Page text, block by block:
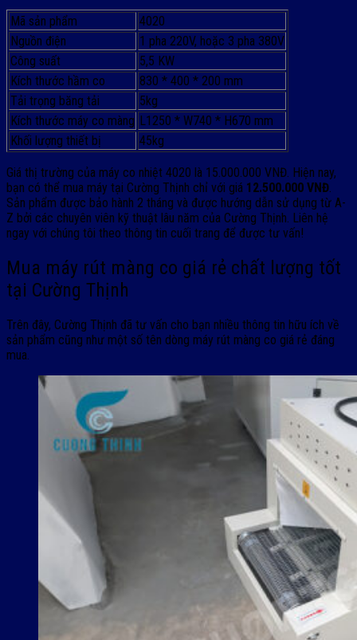
Mã sản phẩm
4020
Nguồn điện
1 pha 220V, hoặc 3 pha 380V
Công suất
5,5 KW
Kích thước hầm co
830 * 400 * 200 mm
Tải trọng băng tải
5kg
Kích thước máy co màng L1250 * W740 * H670 mm
Khối lượng thiết bị
45kg
Giá thị trường của máy co nhiệt 4020 là 15.000.000 VNĐ. Hiện nay,
bạn có thể mua máy tại Cường Thịnh chỉ với giá 12.500.000 VNĐ.
Sản phẩm được bảo hành 2 tháng và được hướng dẫn sử dụng từ A-
Z bởi các chuyên viên kỹ thuật lâu năm của Cường Thịnh. Liên hệ
ngay với chúng tôi theo thông tin cuối trang để được tư vấn!
Mua máy rút màng co giá rẻ chất lượng tốt
tại Cường Thịnh
Trên đây, Cường Thịnh đã tư vấn cho bạn nhiều thông tin hữu ích về
sản phẩm cũng như một số tên dòng máy rút màng co giá rẻ đáng
mua.